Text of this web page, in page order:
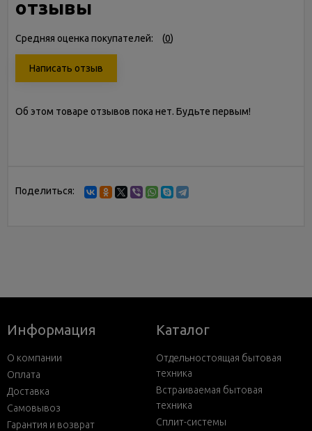
отзывы
Средняя оценка покупателей: (0)
Написать отзыв
Об этом товаре отзывов пока нет. Будьте первым!
Поделиться:
Информация
О компании
Оплата
Доставка
Самовывоз
Гарантия и возврат
Каталог
Отдельностоящая бытовая
техника
Встраиваемая бытовая
техника
Сплит-системы